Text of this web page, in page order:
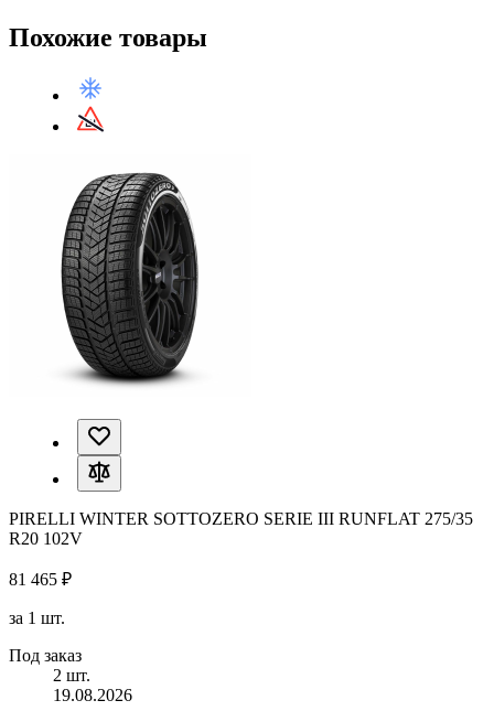
Похожие товары
PIRELLI WINTER SOTTOZERO SERIE III RUNFLAT 275/35
R20 102V
81 465 ₽
за 1 шт.
Под заказ
2 шт.
19.08.2026